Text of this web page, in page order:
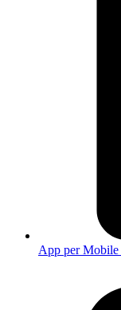
App per Mobile